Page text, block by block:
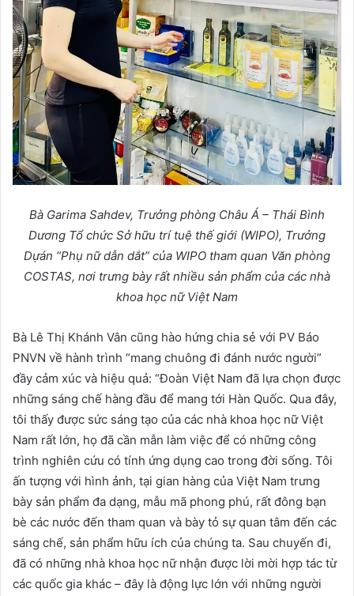
Bà Garima Sahdev, Trưởng phòng Châu Á – Thái Bình
Dương Tổchức Sởhữu trí tuệ thếgiới (WIPO), Trưởng
Dựán “Phụ nữdẫn dắt” của WIPO tham quan Văn phòng
COSTAS, nơi trưng bày rất nhiều sản phẩm của các nhà
khoa học nữViệt Nam
Bà Lê Thị Khánh Vân cũng hào hứng chia sẻ với PV Báo
PNVN về hành trình “mang chuông đi đánh nước người”
đầy cảm xúc và hiệu quả: “Đoàn Việt Nam đã lựa chọn được
những sáng chế hàng đầu để mang tới Hàn Quốc. Qua đây,
tôi thấy được sức sáng tạo của các nhà khoa học nữ Việt
Nam rất lớn, họ đã cần mẫn làm việc để có những công
trình nghiên cứu có tính ứng dụng cao trong đời sống. Tôi
ấn tượng với hình ảnh, tại gian hàng của Việt Nam trưng
bày sản phẩm đa dạng, mẫu mã phong phú, rất đông bạn
bè các nước đến tham quan và bày tỏ sự quan tâm đến các
sáng chế, sản phẩm hữu ích của chúng ta. Sau chuyến đi,
đã có những nhà khoa học nữ nhận được lời mời hợp tác từ
các quốc gia khác – đây là động lực lớn với những người